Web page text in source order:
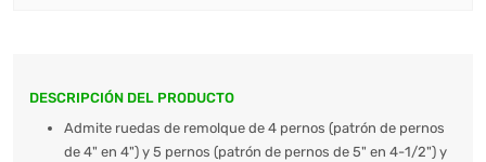
DESCRIPCIÓN DEL PRODUCTO
Admite ruedas de remolque de 4 pernos (patrón de pernos
de 4" en 4") y 5 pernos (patrón de pernos de 5" en 4-1/2") y